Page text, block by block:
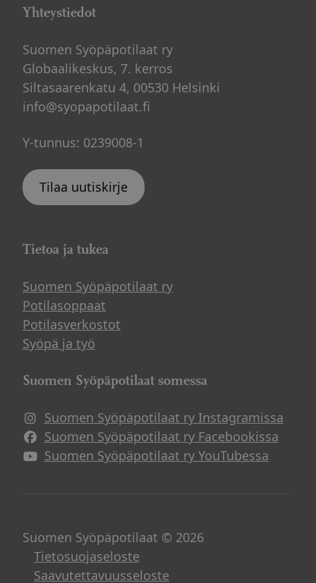
Yhteystiedot
Suomen Syöpäpotilaat ry
Globaalikeskus, 7. kerros
Siltasaarenkatu 4, 00530 Helsinki
info@syopapotilaat.fi
Y-tunnus: 0239008-1
Tilaa uutiskirje
Tietoa ja tukea
Suomen Syöpäpotilaat ry
Potilasoppaat
Potilasverkostot
Syöpä ja työ
Suomen Syöpäpotilaat somessa
Suomen Syöpäpotilaat ry Instagramissa
Suomen Syöpäpotilaat ry Facebookissa
Suomen Syöpäpotilaat ry YouTubessa
Suomen Syöpäpotilaat © 2026
Tietosuojaseloste
Saavutettavuusseloste